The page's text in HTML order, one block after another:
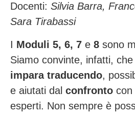
Docenti: Silvia Barra,
Sara Tirabassi
I Moduli 5, 6, 7 e 8 sono
Siamo convinte, infatti, che
impara traducendo,
e aiutati dal confronto con
esperti. Non sempre è